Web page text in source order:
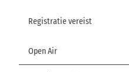
Registratie vereist
Open Air